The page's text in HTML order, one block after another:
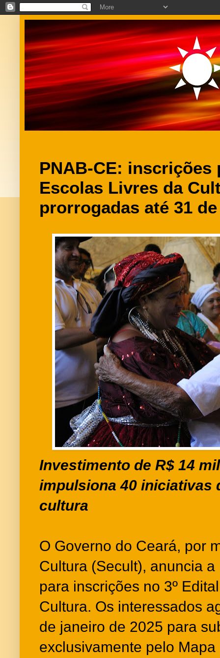
PNAB-CE: inscrições
Escolas Livres da
prorrogadas até 31
Investimento de R$ 14
impulsiona 40 iniciativas
cultura
O Governo do Ceará, por
Cultura (Secult), anuncia
para inscrições no 3º
Cultura. Os interessados
de janeiro de 2025 para
exclusivamente pelo